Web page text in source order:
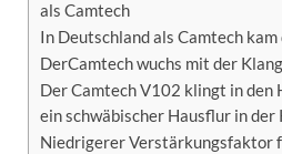
als Camtech
In Deutschland als Camtech
DerCamtech wuchs mit der
Der Camtech V102 klingt in den
ein schwäbischer Hausflur in der
Niedrigerer Verstärkungsfaktor